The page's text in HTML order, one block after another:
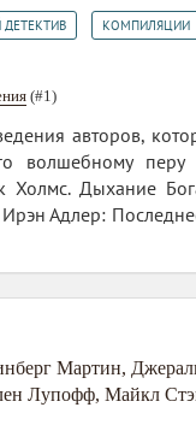
КОМПИЛЯЦИИ
(#1)
авторов,
волшебному
Дыхание
Адлер:
Мартин,
Лупофф, Майкл